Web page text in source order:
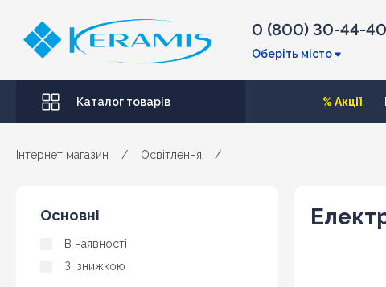
0 (800) 30-44-40
Оберіть місто
Каталог товарів % Акції
Інтернет магазин / Освітлення /
Основні
В наявності
Зі знижкою